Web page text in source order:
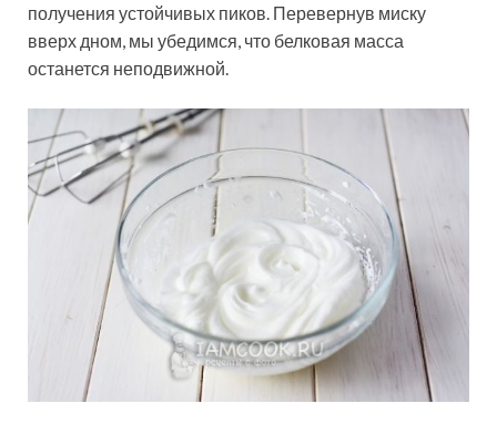
получения устойчивых пиков. Перевернув миску
вверх дном, мы убедимся, что белковая масса
останется неподвижной.